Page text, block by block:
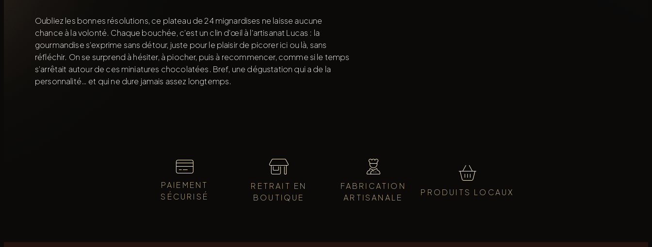
Oubliez les bonnes résolutions, ce plateau de 24 mignardises ne laisse aucune
chance à la volonté. Chaque bouchée, c’est un clin d’œil à l’artisanat Lucas : la
gourmandise s’exprime sans détour, juste pour le plaisir de picorer ici ou là, sans
réfléchir. On se surprend à hésiter, à piocher, puis à recommencer, comme si le temps
s’arrêtait autour de ces miniatures chocolatées. Bref, une dégustation qui a de la
personnalité… et qui ne dure jamais assez longtemps.
PAIEMENT
SÉCURISÉ
RETRAIT EN
BOUTIQUE
FABRICATION
ARTISANALE
PRODUITS LOCAUX